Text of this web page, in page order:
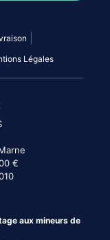
Légales
€
aux mineurs de